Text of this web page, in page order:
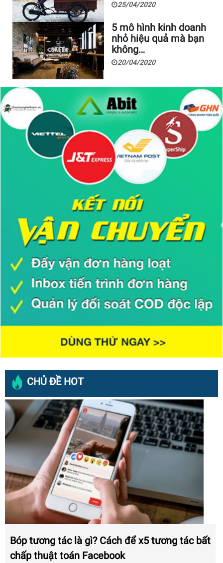
25/04/2020
5 mô hình kinh doanh
nhỏ hiệu quả mà bạn
không…
20/04/2020
CHỦ ĐỀ HOT
Bóp tương tác là gì? Cách để x5 tương tác bất
chấp thuật toán Facebook